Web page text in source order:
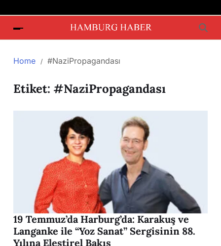
Home #NaziPropagandası
Etiket: #NaziPropagandası
19 Temmuz’da Harburg’da: Karakuş ve
Langanke ile “Yoz Sanat” Sergisinin 88.
Yılına Eleştirel Bakış